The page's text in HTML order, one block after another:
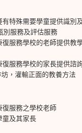
有特殊需要學童提供識別
別服務及評估服務
復服務學校的老師提供教
服務學校的家長提供諮
坊 ，灌輸正面的教養方法
服務之學校老師
童及其家長